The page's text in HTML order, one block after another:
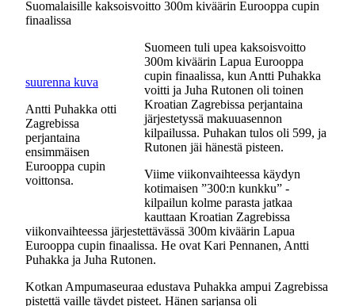
Suomalaisille kaksoisvoitto 300m kiväärin Eurooppa cupin
finaalissa
suurenna kuva
Antti Puhakka otti
Zagrebissa
perjantaina
ensimmäisen
Eurooppa cupin
voittonsa.
Suomeen tuli upea kaksoisvoitto
300m kiväärin Lapua Eurooppa
cupin finaalissa, kun Antti Puhakka
voitti ja Juha Rutonen oli toinen
Kroatian Zagrebissa perjantaina
järjestetyssä makuuasennon
kilpailussa. Puhakan tulos oli 599, ja
Rutonen jäi hänestä pisteen.
Viime viikonvaihteessa käydyn
kotimaisen ”300:n kunkku” -
kilpailun kolme parasta jatkaa
kauttaan Kroatian Zagrebissa
viikonvaihteessa järjestettävässä 300m kiväärin Lapua
Eurooppa cupin finaalissa. He ovat Kari Pennanen, Antti
Puhakka ja Juha Rutonen.
Kotkan Ampumaseuraa edustava Puhakka ampui Zagrebissa
pistettä vaille täydet pisteet. Hänen sarjansa oli